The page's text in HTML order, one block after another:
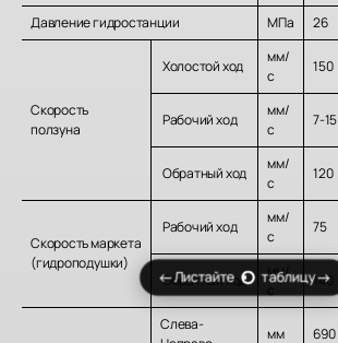
Давление гидростанции
МПа 26
Скорость
ползуна
Холостой ход
мм/
с
150
Рабочий ход
мм/
с
7-15
Обратный ход
мм/
с
120
Скорость маркета
(гидроподушки)
Рабочий ход
мм/
с
75
Обратный ход
мм/
с
140
Слева-
мм 690
Листайте таблицу